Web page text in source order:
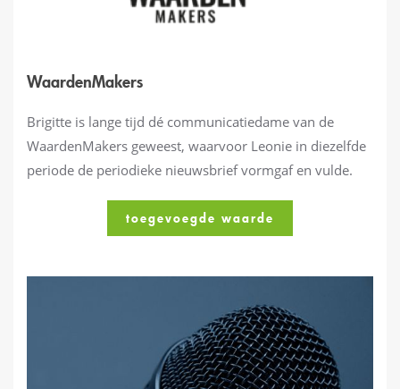
WaardenMakers
Brigitte is lange tijd dé communicatiedame van de
WaardenMakers geweest, waarvoor Leonie in diezelfde
periode de periodieke nieuwsbrief vormgaf en vulde.
toegevoegde waarde